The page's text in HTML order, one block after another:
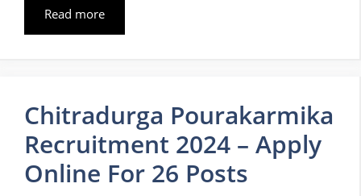
Read more
Chitradurga Pourakarmika
Recruitment 2024 – Apply
Online For 26 Posts